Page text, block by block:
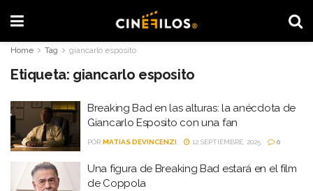
Home Tag giancarlo esposito
Etiqueta: giancarlo esposito
Breaking Bad en las alturas: la anécdota de
Giancarlo Esposito con una fan
POR MATIAS DEVINCENZI 12 SEPTIEMBRE, 2025 0
Una figura de Breaking Bad estará en el film
de Coppola